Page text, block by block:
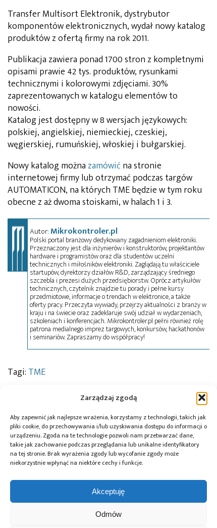
Zarządzaj zgodą
Aby zapewnić jak najlepsze wrażenia, korzystamy z technologii, takich jak
pliki cookie, do przechowywania i/lub uzyskiwania dostępu do informacji o
urządzeniu. Zgoda na te technologie pozwoli nam przetwarzać dane,
takie jak zachowanie podczas przeglądania lub unikalne identyfikatory
na tej stronie. Brak wyrażenia zgody lub wycofanie zgody może
niekorzystnie wpłynąć na niektóre cechy i funkcje.
Akceptuję
Odmów
Transfer Multisort Elektronik, dystrybutor
komponentów elektronicznych, wydał nowy katalog
produktów z ofertą firmy na rok 2011.
Publikacja zawiera ponad 1700 stron z kompletnymi
opisami prawie 42 tys. produktów, rysunkami
technicznymi i kolorowymi zdjęciami. 30%
zaprezentowanych w katalogu elementów to
nowości.
Katalog jest dostępny w 8 wersjach językowych:
polskiej, angielskiej, niemieckiej, czeskiej,
węgierskiej, rumuńskiej, włoskiej i bułgarskiej.
Nowy katalog można zamówićna stronie
internetowej firmy lub otrzymać podczas targów
AUTOMATICON, na których TME będzie w tym roku
obecne z aż dwoma stoiskami, w halach 1 i 3.
Autor:Mikrokontroler.pl
Polski portal branżowy dedykowany zagadnieniom elektroniki.
Przeznaczony jest dla inżynierów i konstruktorów, projektantów
hardware i programistów oraz dla studentów uczelni
technicznych i miłośników elektroniki. Zaglądają tu właściciele
startupów, dyrektorzy działów R&D, zarządzający średniego
szczebla i prezesi dużych przedsiębiorstw. Oprócz artykułów
technicznych, czytelnik znajdzie tu porady i pełne kursy
przedmiotowe, informacje o trendach w elektronice, a także
oferty pracy. Przeczyta wywiady, przejrzy aktualności z branży w
kraju i na świecie oraz zadeklaruje swój udział w wydarzeniach,
szkoleniach i konferencjach. Mikrokontroler.pl pełni również rolę
patrona medialnego imprez targowych, konkursów, hackathonów
i seminariów. Zapraszamy do współpracy!
Tagi: TME
Przeczytaj również:
Global Electronics
opublikowało
Microchip i Micron
prezentują
architekturę
pamięci masowej
PCIe® Gen 6 dla AI
Farnell podejmuje
z Hailo w zakresie